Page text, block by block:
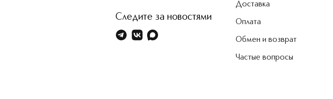
Следите за новостями
Доставка
Оплата
Обмен и возврат
Частые вопросы